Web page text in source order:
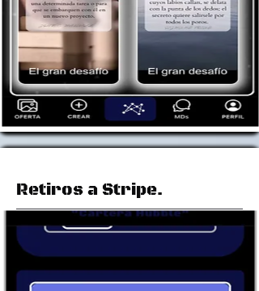
Retiros a Stripe.